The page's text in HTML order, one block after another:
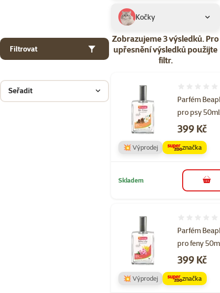
Kočky
Filtrovat
Zobrazujeme 3 výsledků.Pro
upřesnění výsledků použijte
filtr.
Seřadit
Parfém
pro psy 50ml
Cena
399 Kč
💥 Výprodej značka
Skladem do
Parfém
pro feny
Cena
399 Kč
💥 Výprodej značka